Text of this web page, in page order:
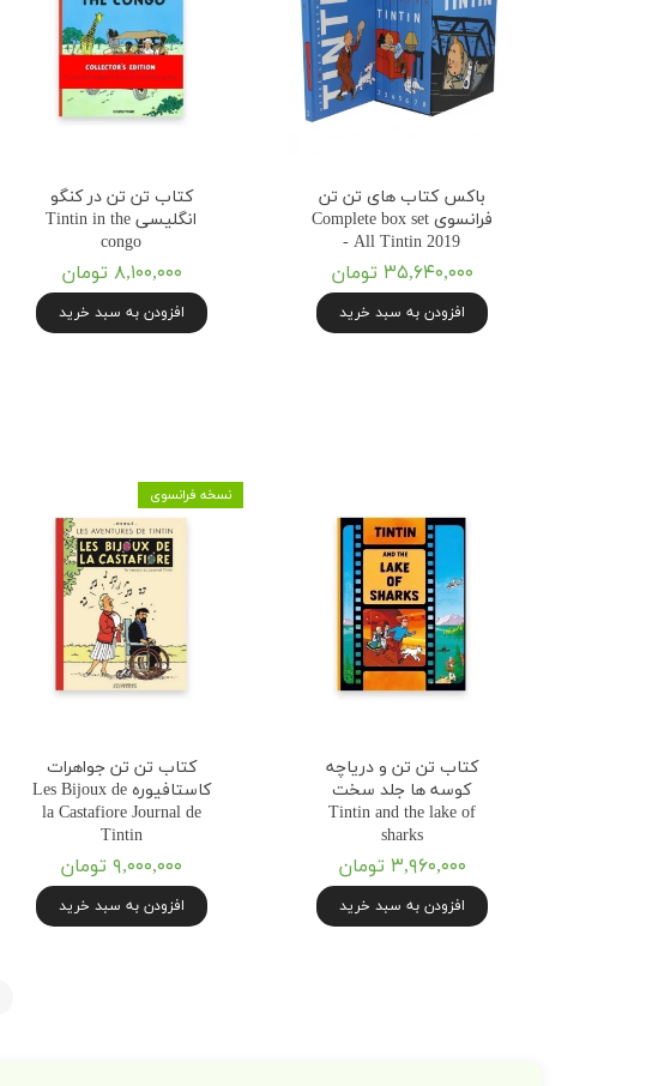
باکس کتاب های تن تن
فرانسوی Complete box set
- All Tintin 2019
۳۵,۶۴۰,۰۰۰ تومان
افزودن به سبد خرید
کتاب تن تن در کنگو
انگلیسی Tintin in the
congo
۸,۱۰۰,۰۰۰ تومان
افزودن به سبد خرید
کتاب تن تن و دریاچه
کوسه ها جلد سخت
Tintin and the lake of
sharks
۳,۹۶۰,۰۰۰ تومان
افزودن به سبد خرید
کتاب تن تن جواهرات
کاستافیوره Les Bijoux de
la Castafiore Journal de
Tintin
۹,۰۰۰,۰۰۰ تومان
افزودن به سبد خرید
نسخه فرانسوی